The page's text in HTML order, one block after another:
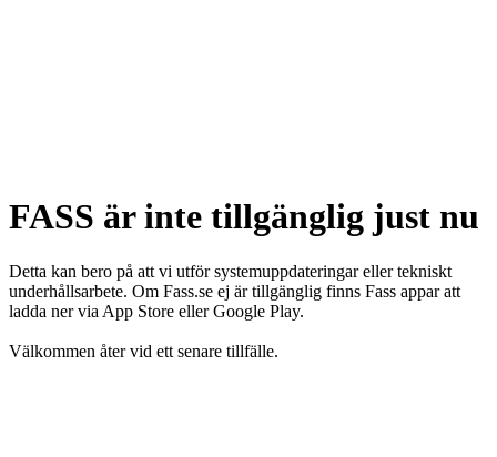
FASS är inte tillgänglig just nu
Detta kan bero på att vi utför systemuppdateringar eller tekniskt
underhållsarbete. Om Fass.se ej är tillgänglig finns Fass appar att
ladda ner via App Store eller Google Play.
Välkommen åter vid ett senare tillfälle.